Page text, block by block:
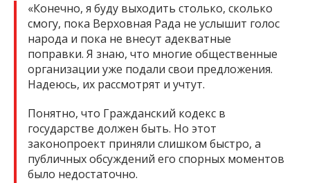
«Конечно, я буду выходить столько, сколько
смогу, пока Верховная Рада не услышит голос
народа и пока не внесут адекватные
поправки. Я знаю, что многие общественные
организации уже подали свои предложения.
Надеюсь, их рассмотрят и учтут.
Понятно, что Гражданский кодекс в
государстве должен быть. Но этот
законопроект приняли слишком быстро, а
публичных обсуждений его спорных моментов
было недостаточно.